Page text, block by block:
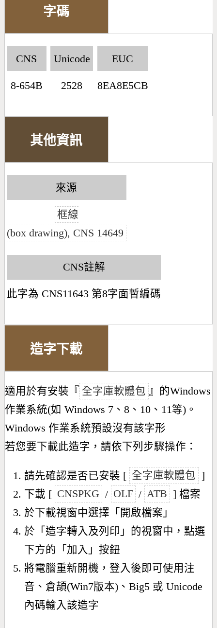
字碼
CNS
8-654B
Unicode
2528
EUC
8EA8E5CB
其他資訊
來源
框線
(box drawing), CNS 14649
CNS註解
此字為 CNS11643 第8字面暫編碼
造字下載
適用於有安裝『 全字庫軟體包 』的Windows
作業系統(如 Windows 7、8、10、11等)。
Windows 作業系統預設沒有該字形
若您要下載此造字，請依下列步驟操作：
請先確認是否已安裝 [ 全字庫軟體包 ]
下載 [ CNSPKG / OLF / ATB ] 檔案
於下載視窗中選擇「開啟檔案」
於「造字轉入及列印」的視窗中，點選
下方的「加入」按鈕
將電腦重新開機，登入後即可使用注
音、倉頡(Win7版本)、Big5 或 Unicode
內碼輸入該造字